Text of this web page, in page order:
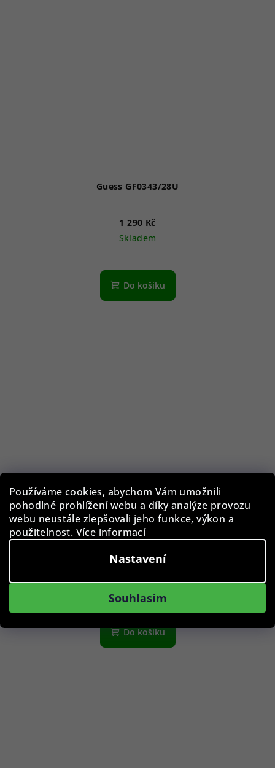
Používáme cookies, abychom Vám umožnili
pohodlné prohlížení webu a díky analýze provozu
webu neustále zlepšovali jeho funkce, výkon a
použitelnost. Více informací
Nastavení
Souhlasím
Guess GF0343/28U
1 290 Kč
Skladem
Do košíku
Guess GF0344/28U
Skladem
Do košíku